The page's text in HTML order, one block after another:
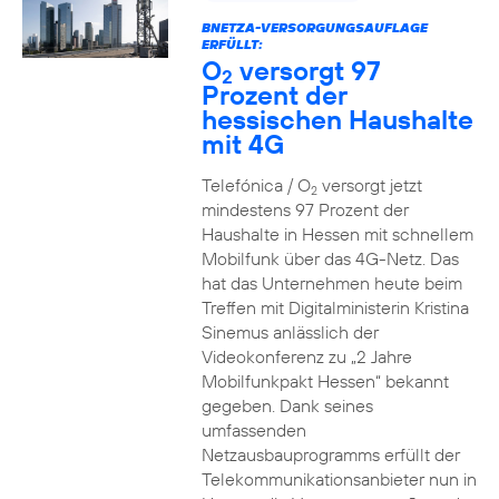
BNETZA-VERSORGUNGSAUFLAGE
ERFÜLLT:
O2 versorgt 97
Prozent der
hessischen Haushalte
mit 4G
Telefónica / O2versorgt jetzt
mindestens 97 Prozent der
Haushalte in Hessen mit schnellem
Mobilfunk über das 4G-Netz. Das
hat das Unternehmen heute beim
Treffen mit Digitalministerin Kristina
Sinemus anlässlich der
Videokonferenz zu „2 Jahre
Mobilfunkpakt Hessen“ bekannt
gegeben. Dank seines
umfassenden
Netzausbauprogramms erfüllt der
Telekommunikationsanbieter nun in